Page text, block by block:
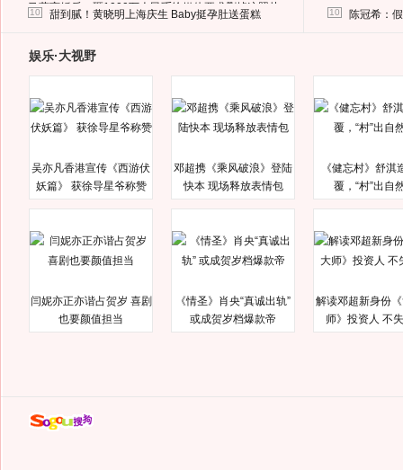
马蓉离婚后，砸1000万人民币给媒体要求删掉这照片
10 甜到腻！黄晓明上海庆生 Baby挺孕肚送蛋糕 10 陈冠希：
娱乐·大视野
吴亦凡香港宣传《西游伏
妖篇》 获徐导星爷称赞
邓超携《乘风破浪》登陆
快本 现场释放表情包
《健忘村》舒淇
覆，“村”出自
闫妮亦正亦谐占贺岁 喜剧
也要颜值担当
《情圣》肖央“真诚出轨”
或成贺岁档爆款帝
解读邓超新身份
师》投资人 不